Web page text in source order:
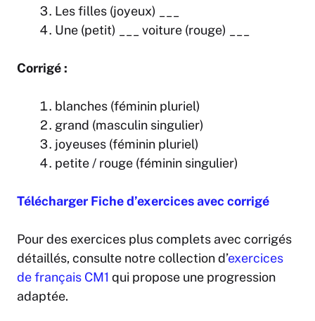
Les filles (joyeux) ___
Une (petit) ___ voiture (rouge) ___
Corrigé :
blanches (féminin pluriel)
grand (masculin singulier)
joyeuses (féminin pluriel)
petite / rouge (féminin singulier)
Télécharger Fiche d’exercices avec corrigé
Pour des exercices plus complets avec corrigés
détaillés, consulte notre collection d’exercices
de français CM1 qui propose une progression
adaptée.